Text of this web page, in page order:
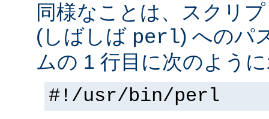
同様なことは、スクリ
(しばしば perl) へのパ
ムの 1 行目に次のよう
#!/usr/bin/perl